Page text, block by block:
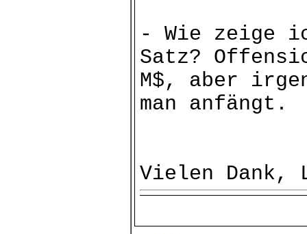
- Wie zeige
Satz?
M$, aber
man anfängt.
Vielen Dank,